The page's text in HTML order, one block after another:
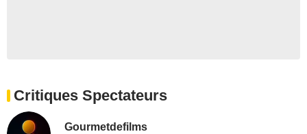
Critiques Spectateurs
Gourmetdefilms